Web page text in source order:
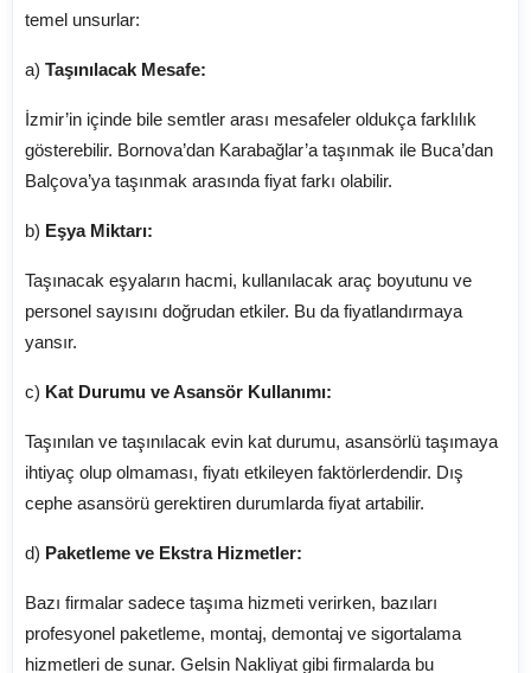
temel unsurlar:
a) Taşınılacak Mesafe:
İzmir’in içinde bile semtler arası mesafeler oldukça farklılık
gösterebilir. Bornova’dan Karabağlar’a taşınmak ile Buca’dan
Balçova’ya taşınmak arasında fiyat farkı olabilir.
b) Eşya Miktarı:
Taşınacak eşyaların hacmi, kullanılacak araç boyutunu ve
personel sayısını doğrudan etkiler. Bu da fiyatlandırmaya
yansır.
c) Kat Durumu ve Asansör Kullanımı:
Taşınılan ve taşınılacak evin kat durumu, asansörlü taşımaya
ihtiyaç olup olmaması, fiyatı etkileyen faktörlerdendir. Dış
cephe asansörü gerektiren durumlarda fiyat artabilir.
d) Paketleme ve Ekstra Hizmetler:
Bazı firmalar sadece taşıma hizmeti verirken, bazıları
profesyonel paketleme, montaj, demontaj ve sigortalama
hizmetleri de sunar. Gelsin Nakliyat gibi firmalarda bu